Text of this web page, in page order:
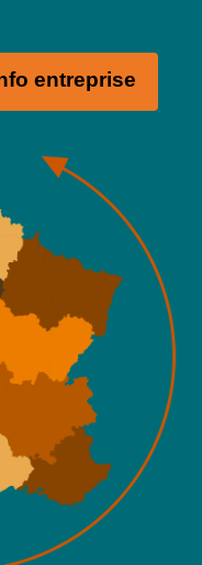
entreprise